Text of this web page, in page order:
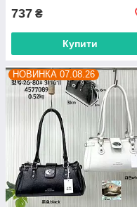
737 ₴
Купити
НОВИНКА 07.08.26